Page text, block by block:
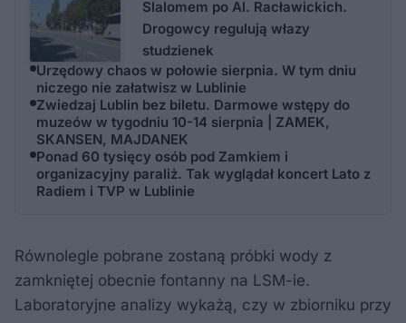
Slalomem po Al. Racławickich.
Drogowcy regulują włazy
studzienek
Urzędowy chaos w połowie sierpnia. W tym dniu
niczego nie załatwisz w Lublinie
Zwiedzaj Lublin bez biletu. Darmowe wstępy do
muzeów w tygodniu 10-14 sierpnia | ZAMEK,
SKANSEN, MAJDANEK
Ponad 60 tysięcy osób pod Zamkiem i
organizacyjny paraliż. Tak wyglądał koncert Lato z
Radiem i TVP w Lublinie
Równolegle pobrane zostaną próbki wody z
zamkniętej obecnie fontanny na LSM-ie.
Laboratoryjne analizy wykażą, czy w zbiorniku przy